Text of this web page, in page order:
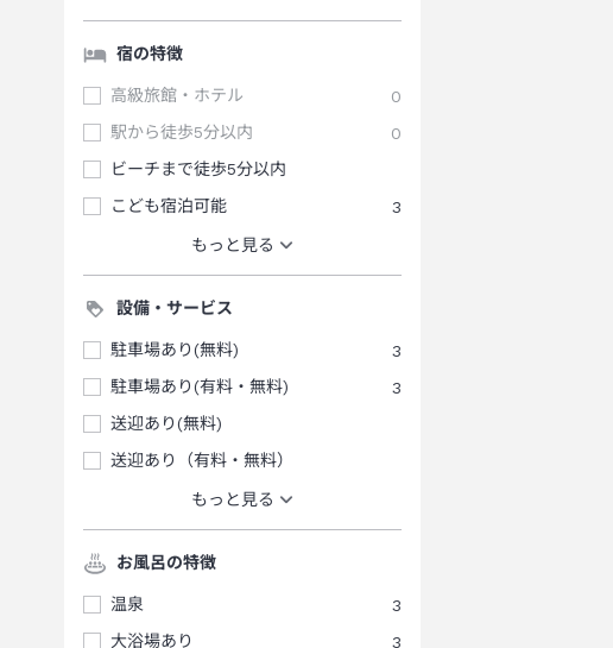
宿の特徴
高級旅館・ホテル
0
駅から徒歩5分以内
0
ビーチまで徒歩5分以内
こども宿泊可能
3
もっと見る
設備・サービス
駐車場あり(無料)
3
駐車場あり(有料・無料)
3
送迎あり(無料)
送迎あり（有料・無料）
もっと見る
お風呂の特徴
温泉
3
大浴場あり
3